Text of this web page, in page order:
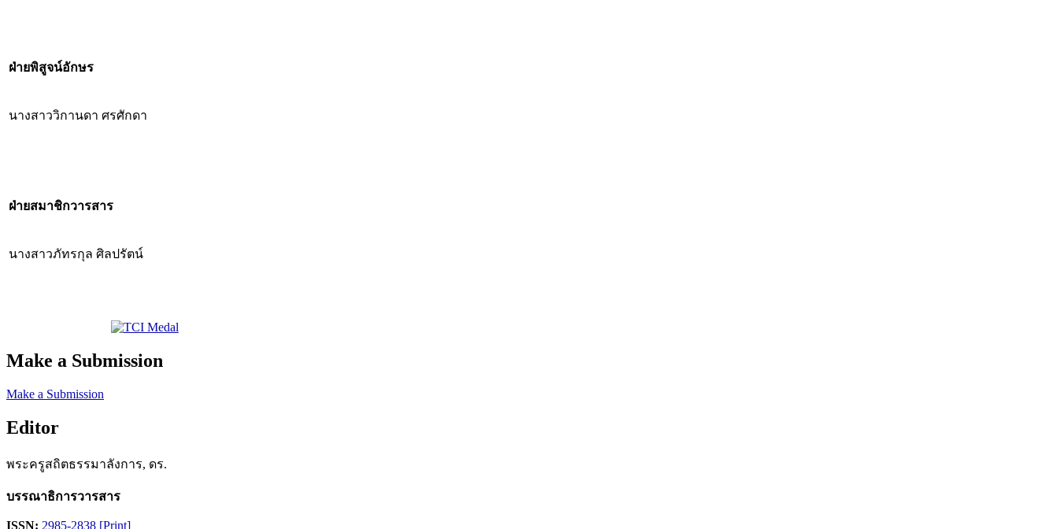
ฝ่ายพิสูจน์อักษร
นางสาววิกานดา ศรศักดา
ฝ่ายสมาชิกวารสาร
นางสาวภัทรกุล ศิลปรัตน์
Make a Submission
Make a Submission
Editor
พระครูสถิตธรรมาลังการ, ดร.
บรรณาธิการวารสาร
ISSN: 2985-2838 [Print]